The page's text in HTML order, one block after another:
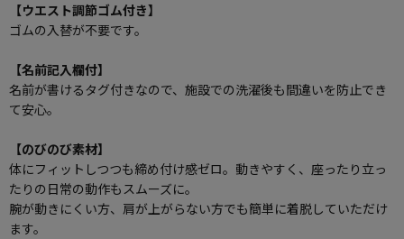
【ウエスト調節ゴム付き】
ゴムの入替が不要です。
【名前記入欄付】
名前が書けるタグ付きなので、施設での洗濯後も間違いを防止でき
て安心。
【のびのび素材】
体にフィットしつつも締め付け感ゼロ。動きやすく、座ったり立っ
たりの日常の動作もスムーズに。
腕が動きにくい方、肩が上がらない方でも簡単に着脱していただけ
ます。